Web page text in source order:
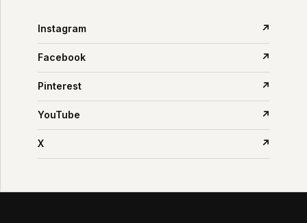
Instagram ↗
Facebook ↗
Pinterest ↗
YouTube ↗
X ↗